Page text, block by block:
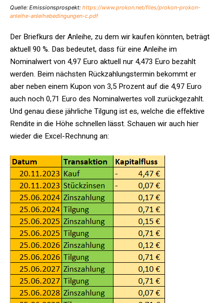
Quelle: Emissionsprospekt: https://www.prokon.net/files/prokon-prokon-
anleihe-anleihebedingungen-c.pdf
Der Briefkurs der Anleihe, zu dem wir kaufen könnten, beträgt
aktuell 90 %. Das bedeutet, dass für eine Anleihe im
Nominalwert von 4,97 Euro aktuell nur 4,473 Euro bezahlt
werden. Beim nächsten Rückzahlungstermin bekommt er
aber neben einem Kupon von 3,5 Prozent auf die 4,97 Euro
auch noch 0,71 Euro des Nominalwertes voll zurückgezahlt.
Und genau diese jährliche Tilgung ist es, welche die effektive
Rendite in die Höhe schnellen lässt. Schauen wir auch hier
wieder die Excel-Rechnung an: